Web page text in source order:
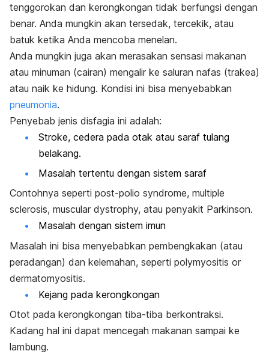
tenggorokan dan kerongkongan tidak berfungsi dengan
benar. Anda mungkin akan tersedak, tercekik, atau
batuk ketika Anda mencoba menelan.
Anda mungkin juga akan merasakan sensasi makanan
atau minuman (cairan) mengalir ke saluran nafas (trakea)
atau naik ke hidung. Kondisi ini bisa menyebabkan
pneumonia.
Penyebab jenis disfagia ini adalah:
Stroke, cedera pada otak atau saraf tulang
belakang.
Masalah tertentu dengan sistem saraf
Contohnya seperti post-polio syndrome, multiple
sclerosis, muscular dystrophy, atau penyakit Parkinson.
Masalah dengan sistem imun
Masalah ini bisa menyebabkan pembengkakan (atau
peradangan) dan kelemahan, seperti polymyositis or
dermatomyositis.
Kejang pada kerongkongan
Otot pada kerongkongan tiba-tiba berkontraksi.
Kadang hal ini dapat mencegah makanan sampai ke
lambung.